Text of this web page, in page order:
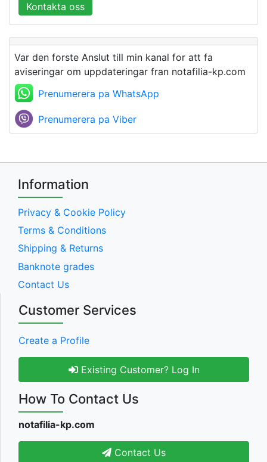
Kontakta oss
Var den forste Anslut till min kanal for att fa
aviseringar om uppdateringar fran notafilia-kp.com
Prenumerera pa WhatsApp
Prenumerera pa Viber
Information
Privacy & Cookie Policy
Terms & Conditions
Shipping & Returns
Banknote grades
Contact Us
Customer Services
Create a Profile
Existing Customer? Log In
How To Contact Us
notafilia-kp.com
Contact Us